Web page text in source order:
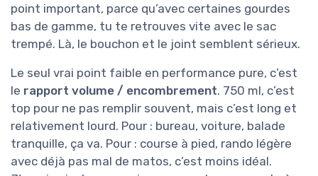
point important, parce qu’avec certaines gourdes
bas de gamme, tu te retrouves vite avec le sac
trempé. Là, le bouchon et le joint semblent sérieux.
Le seul vrai point faible en performance pure, c’est
le rapport volume / encombrement. 750 ml, c’est
top pour ne pas remplir souvent, mais c’est long et
relativement lourd. Pour : bureau, voiture, balade
tranquille, ça va. Pour : course à pied, rando légère
avec déjà pas mal de matos, c’est moins idéal.